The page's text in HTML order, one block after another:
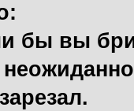
бы вы